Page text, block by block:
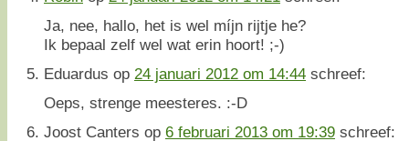
Ja, nee, hallo, het is wel míjn rijtje he?
Ik bepaal zelf wel wat erin hoort! ;-)
Eduardus op 24 januari 2012 om 14:44 schreef:
Oeps, strenge meesteres. :-D
Joost Canters op 6 februari 2013 om 19:39 schreef: